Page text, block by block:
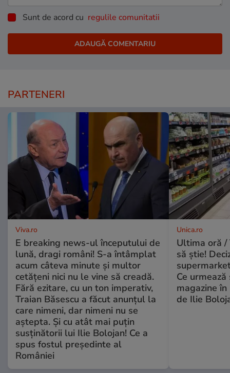
Sunt de acord cu regulile comunitatii
PARTENERI
Viva.ro
E breaking news-ul începutului de
lună, dragi români! S-a întâmplat
acum câteva minute și multor
cetățeni nici nu le vine să creadă.
Fără ezitare, cu un ton imperativ,
Traian Băsescu a făcut anunțul la
care nimeni, dar nimeni nu se
aștepta. Și cu atât mai puțin
susținătorii lui Ilie Bolojan! Ce a
spus fostul președinte al
României
Unica.ro
Ultima oră /
să știe!
Ce
magazine
de Ilie